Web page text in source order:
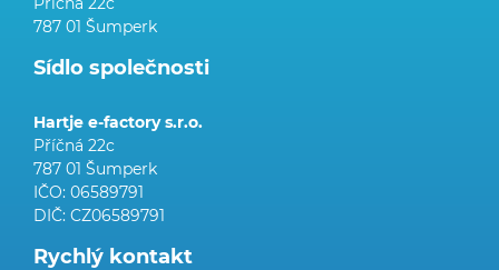
787 01 Šumperk
Sídlo společnosti
Hartje e-factory s.r.o.
Příčná 22c
787 01 Šumperk
IČO: 06589791
DIČ: CZ06589791
Rychlý kontakt